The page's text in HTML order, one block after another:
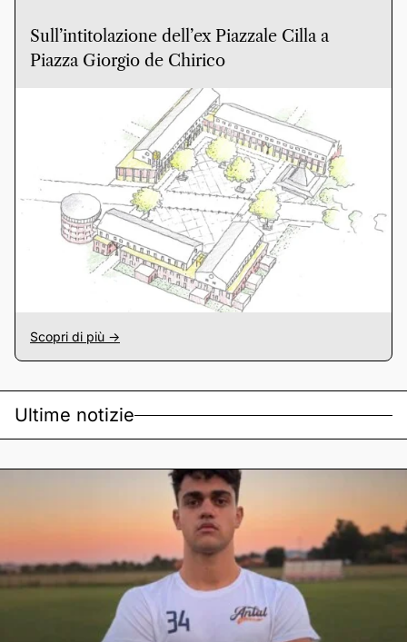
Sull’intitolazione dell’ex Piazzale Cilla a
Piazza Giorgio de Chirico
Scopri di più ->
Ultime notizie